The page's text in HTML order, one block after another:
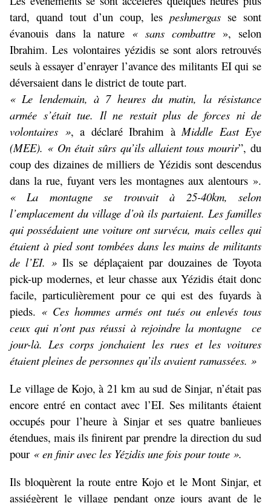
tard, quand tout d’un coup, les peshmergas se sont
évanouis dans la nature « sans combattre », selon
Ibrahim. Les volontaires yézidis se sont alors retrouvés
seuls à essayer d’enrayer l’avance des militants EI qui se
déversaient dans le district de toute part.
« Le lendemain, à 7 heures du matin, la résistance
armée s’était tue. Il ne restait plus de forces ni de
volontaires », a déclaré Ibrahim àMiddle East Eye
(MEE). « On était sûrs qu’ils allaient tous mourir”, du
coup des dizaines de milliers de Yézidis sont descendus
dans la rue, fuyant vers les montagnes aux alentours ».
« La montagne se trouvait à 25-40km, selon
l’emplacement du village d’où ils partaient. Les familles
qui possédaient une voiture ont survécu, mais celles qui
étaient à pied sont tombées dans les mains de militants
de l’EI. » Ils se déplaçaient par douzaines de Toyota
pick-up modernes, et leur chasse aux Yézidis était donc
facile, particulièrement pour ce qui est des fuyards à
pieds. « Ces hommes armés ont tués ou enlevés tous
ceux qui n’ont pas réussi à rejoindre la montagne ce
jour-là. Les corps jonchaient les rues et les voitures
étaient pleines de personnes qu’ils avaient ramassées. »
Le village de Kojo, à 21 km au sud de Sinjar, n’était pas
encore entré en contact avec l’EI. Ses militants étaient
occupés pour l’heure à Sinjar et ses quatre banlieues
étendues, mais ils finirent par prendre la direction du sud
pour « en finir avec les Yézidis une fois pour toute ».
Ils bloquèrent la route entre Kojo et le Mont Sinjar, et
assiégèrent le village pendant onze jours avant de le